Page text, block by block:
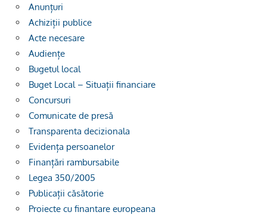
Anunțuri
Achiziții publice
Acte necesare
Audiențe
Bugetul local
Buget Local – Situații financiare
Concursuri
Comunicate de presă
Transparenta decizionala
Evidența persoanelor
Finanțări rambursabile
Legea 350/2005
Publicații căsătorie
Proiecte cu finantare europeana